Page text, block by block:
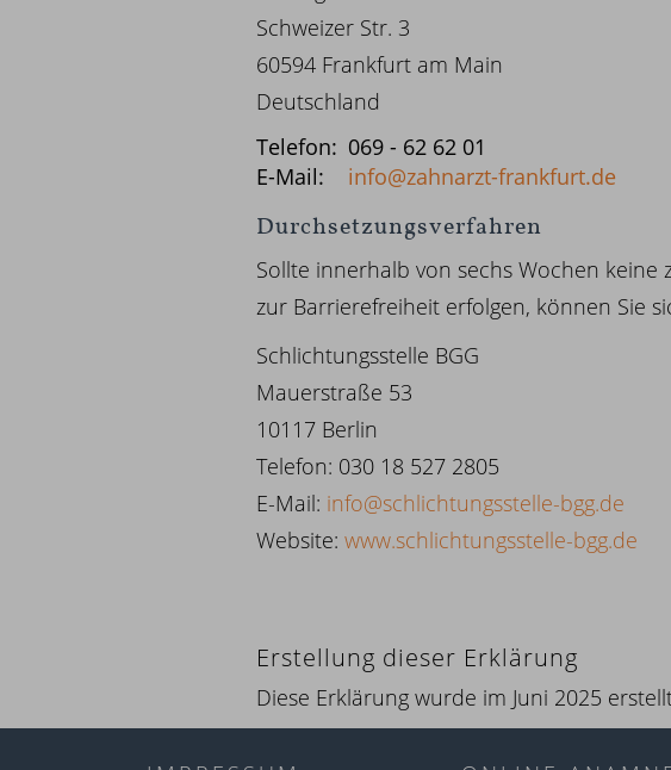
Schweizer Str. 3
60594 Frankfurt am Main
Deutschland
Telefon: 069 - 62 62 01
E-Mail:
info@zahnarzt-frankfurt.de
Durchsetzungsverfahren
Sollte innerhalb von sechs Wochen
zur Barrierefreiheit erfolgen, können Sie
Schlichtungsstelle BGG
Mauerstraße 53
10117 Berlin
Telefon: 030 18 527 2805
E-Mail: info@schlichtungsstelle-bgg.de
Website:www.schlichtungsstelle-bgg.de
Erstellung dieser Erklärung
Diese Erklärung wurde im Juni 2025